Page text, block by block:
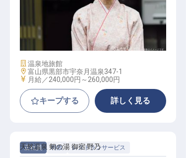
仲居
施設業態
温泉地旅館
勤務地
富山県黒部市宇奈月温泉347-1
給与
月給／240,000円～ 260,000円
キープする 詳しく見る
正社員 料飲 レストランサービス
天然温泉 剱の湯 御宿 野乃